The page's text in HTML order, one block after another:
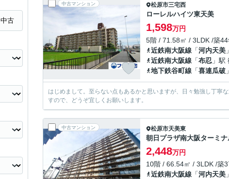
中古マンション 松原市三宅西
ローレルハイツ東天美
1,598万円
5階 / 71.58㎡ / 3LDK /築
近鉄南大阪線 「河内天美
近鉄南大阪線 「布忍 」駅
地下鉄谷町線 「喜連瓜破
はじめまして。至らない点もあるかと思いますが、日々勉強し丁寧
すので、どうぞ宜しくお願いします。
中古マンション 松原市天美東
朝日プラザ南大阪ターミナ
2,448万円
10階 / 66.54㎡ / 3LDK /築
近鉄南大阪線 「河内天美
中古